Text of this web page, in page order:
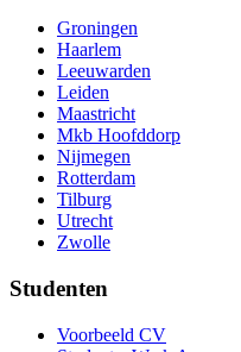
Groningen
Haarlem
Leeuwarden
Leiden
Maastricht
Mkb Hoofddorp
Nijmegen
Rotterdam
Tilburg
Utrecht
Zwolle
Studenten
Voorbeeld CV